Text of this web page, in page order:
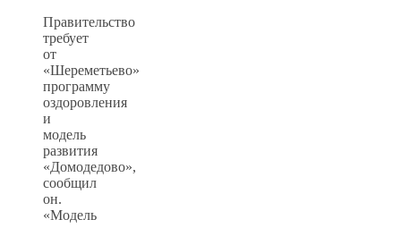
Правительство
требует
от
«Шереметьево»
программу
оздоровления
и
модель
развития
«Домодедово»,
сообщил
он.
«Модель